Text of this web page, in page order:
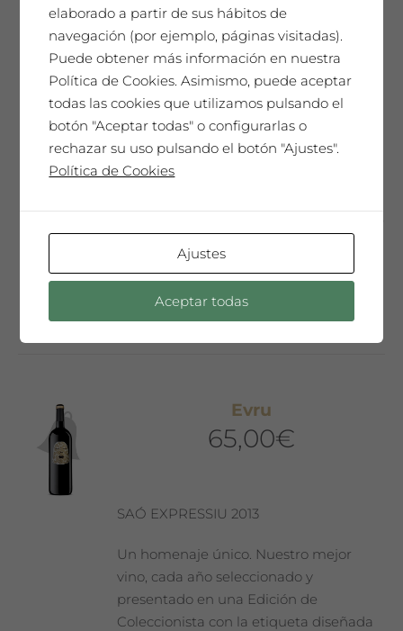
SAÓ EXPRESSIU 2013
Un homenaje único. Nuestro mejor
vino, cada año seleccionado y
presentado en una Edición de
Coleccionista con la etiqueta diseñada
por el artista invitado del año. Sólo 300
Evru
65,00€
SAÓ EXPRESSIU 2013
Un homenaje único. Nuestro mejor
vino, cada año seleccionado y
presentado en una Edición de
Coleccionista con la etiqueta diseñada
elaborado a partir de sus hábitos de
navegación (por ejemplo, páginas visitadas).
Puede obtener más información en nuestra
Política de Cookies. Asimismo, puede aceptar
todas las cookies que utilizamos pulsando el
botón "Aceptar todas" o configurarlas o
rechazar su uso pulsando el botón "Ajustes".
Política de Cookies
Ajustes
Aceptar todas